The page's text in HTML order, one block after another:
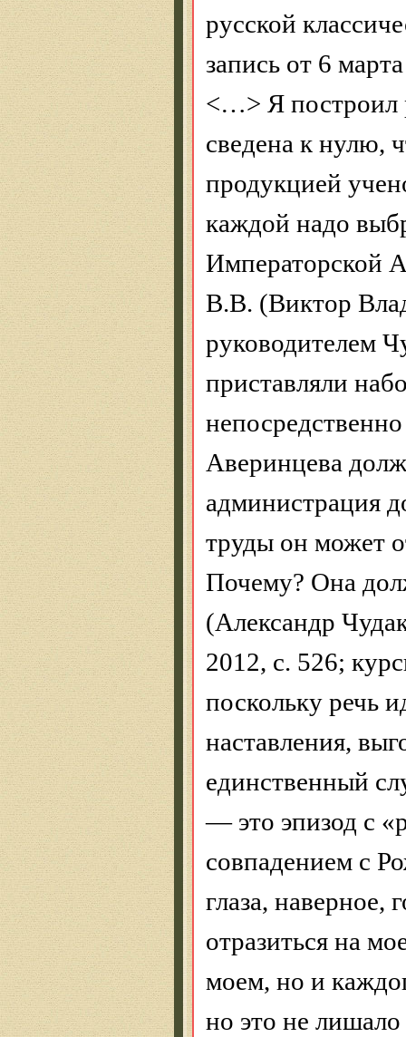
русской
запись от 6
<…> Я построил
сведена к нулю,
продукцией
каждой надо
Императорской
В.В. (Виктор
руководителем
приставляли
Аверинцева
администрация
труды он может
Почему? Она
(Александр
2012, c. 526;
поскольку речь
наставления,
единственный
— это эпизод с
совпадением с
глаза, наверное,
отразиться на
моем, но и
но это не